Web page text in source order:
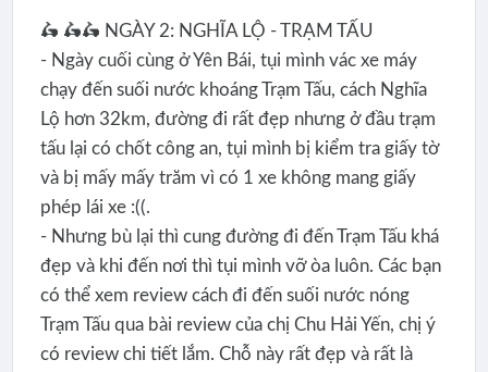
🛵 🛵🛵 NGÀY 2: NGHĨA LỘ - TRẠM TẤU
- Ngày cuối cùng ở Yên Bái, tụi mình vác xe máy
chạy đến suối nước khoáng Trạm Tấu, cách Nghĩa
Lộ hơn 32km, đường đi rất đẹp nhưng ở đầu trạm
tấu lại có chốt công an, tụi mình bị kiểm tra giấy tờ
và bị mấy mấy trăm vì có 1 xe không mang giấy
phép lái xe :((.
- Nhưng bù lại thì cung đường đi đến Trạm Tấu khá
đẹp và khi đến nơi thì tụi mình vỡ òa luôn. Các bạn
có thể xem review cách đi đến suối nước nóng
Trạm Tấu qua bài review của chị Chu Hải Yến, chị ý
có review chi tiết lắm. Chỗ này rất đẹp và rất là